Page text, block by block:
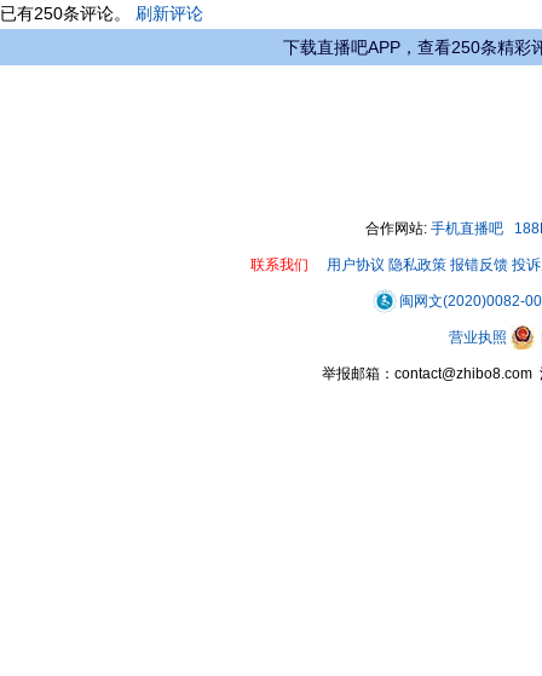
已有250条评论。 刷新评论
下载直播吧APP，查看250条精彩
合作网站: 手机直播吧
联系我们 用户协议 隐私政策 报错反馈 投
闽网文(2020)0082-
营业执照
举报邮箱：